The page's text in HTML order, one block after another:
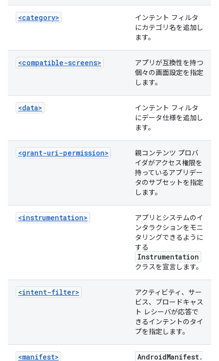
<category>
インテント フィルタ
にカテゴリ名を追加し
ます。
<compatible-screens>
アプリが互換性を持つ
個々の画面設定を指定
します。
<data>
インテント フィルタ
にデータ仕様を追加し
ます。
<grant-uri-permission>
親コンテンツ プロバ
イダがアクセス権限を
持っているアプリデー
タのサブセットを指定
します。
<instrumentation>
アプリとシステムのイ
ンタラクションをモニ
タリングできるように
する
Instrumentation
クラスを宣言します。
<intent-filter>
アクティビティ、サー
ビス、ブロードキャス
ト レシーバが応答で
きるインテントのタイ
プを指定します。
<manifest> AndroidManifest.